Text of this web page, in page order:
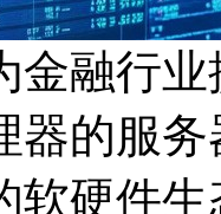
金融行
的服务
软硬件